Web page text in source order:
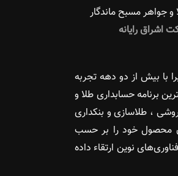
و جواهر مسبح ماندگار‌
اشراق رایانه
با بیش از دو دهه تجربه
برنامه حسابداری طلا و
، طلاسازی و بنکداری
محصول خود را بر حسب
نوین ارتقاء داده